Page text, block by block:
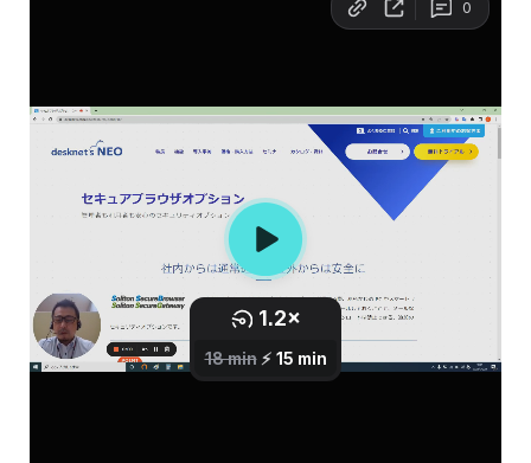
【ゲートウェイ接続用の証明書インストー
ルについて】
2分 3秒 WindowsOS編（Windows10での